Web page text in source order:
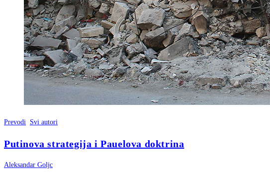
Prevodi Svi autori
Putinova strategija i Pauelova doktrina
Aleksandar Goljc